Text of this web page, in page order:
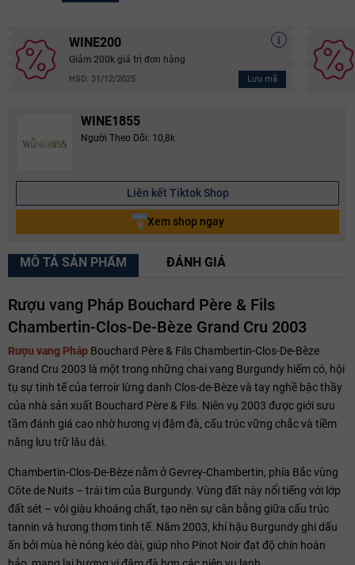
WINE200
Giảm 200k giá trị đơn hàng
HSD: 31/12/2025 Lưu mã
WINE1855
Người Theo Dõi: 10,8k
Liên kết Tiktok Shop
Xem shop ngay
MÔ TẢ SẢN PHẨM ĐÁNH GIÁ
Rượu vang Pháp Bouchard Père & Fils
Chambertin-Clos-De-Bèze Grand Cru 2003
Rượu vang Pháp Bouchard Père & Fils Chambertin-Clos-De-Bèze
Grand Cru 2003 là một trong những chai vang Burgundy hiếm có, hội
tụ sự tinh tế của terroir lừng danh Clos-de-Bèze và tay nghề bậc thầy
của nhà sản xuất Bouchard Père & Fils. Niên vụ 2003 được giới sưu
tầm đánh giá cao nhờ hương vị đậm đà, cấu trúc vững chắc và tiềm
năng lưu trữ lâu dài.
Chambertin-Clos-De-Bèze nằm ở Gevrey-Chambertin, phía Bắc vùng
Côte de Nuits – trái tim của Burgundy. Vùng đất này nổi tiếng với lớp
đất sét – vôi giàu khoáng chất, tạo nên sự cân bằng giữa cấu trúc
tannin và hương thơm tinh tế. Năm 2003, khí hậu Burgundy ghi dấu
ấn bởi mùa hè nóng kéo dài, giúp nho Pinot Noir đạt độ chín hoàn